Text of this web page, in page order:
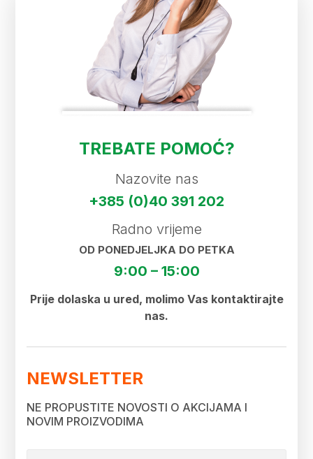
TREBATE POMOĆ?
Nazovite nas
+385 (0)40 391 202
Radno vrijeme
OD PONEDJELJKA DO PETKA
9:00 – 15:00
Prije dolaska u ured, molimo Vas kontaktirajte
nas.
NEWSLETTER
NE PROPUSTITE NOVOSTI O AKCIJAMA I
NOVIM PROIZVODIMA